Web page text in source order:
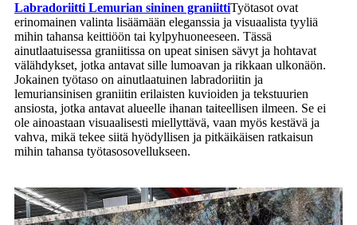
Labradoriitti Lemurian sininen graniittiTyötasot ovat
erinomainen valinta lisäämään eleganssia ja visuaalista tyyliä
mihin tahansa keittiöön tai kylpyhuoneeseen. Tässä
ainutlaatuisessa graniitissa on upeat sinisen sävyt ja hohtavat
välähdykset, jotka antavat sille lumoavan ja rikkaan ulkonäön.
Jokainen työtaso on ainutlaatuinen labradoriitin ja
lemuriansinisen graniitin erilaisten kuvioiden ja tekstuurien
ansiosta, jotka antavat alueelle ihanan taiteellisen ilmeen. Se ei
ole ainoastaan ​​visuaalisesti miellyttävä, vaan myös kestävä ja
vahva, mikä tekee siitä hyödyllisen ja pitkäikäisen ratkaisun
mihin tahansa työtasosovellukseen.